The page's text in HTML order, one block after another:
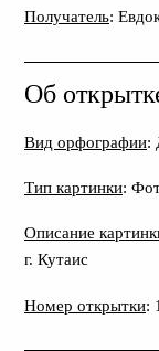
Получатель:
Об
Вид орфографии:
Тип картинки:
Описание
г. Кутаис
Номер открытки: